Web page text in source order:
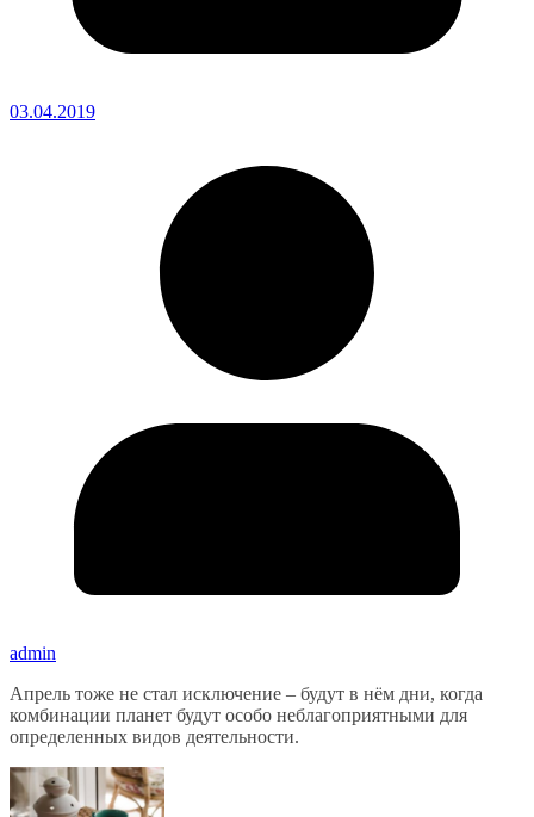
03.04.2019
admin
Апрель тоже не стал исключение – будут в нём дни, когда
комбинации планет будут особо неблагоприятными для
определенных видов деятельности.